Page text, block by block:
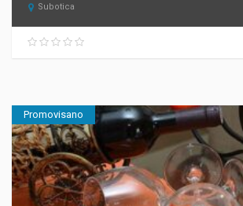
Subotica
Promovisano